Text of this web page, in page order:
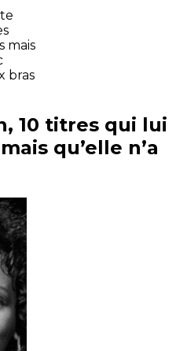
mais
bras
10 titres qui lui
qu’elle n’a